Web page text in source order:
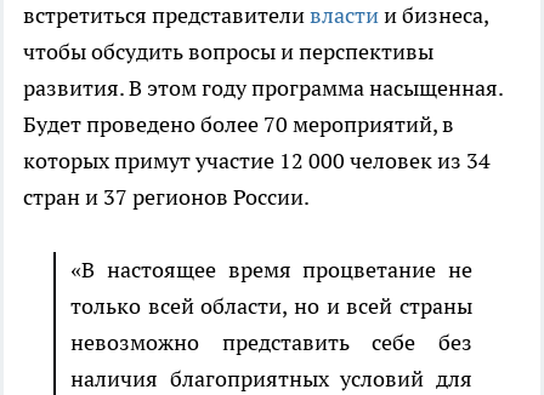
встретиться представителивластии бизнеса,
чтобы обсудить вопросы и перспективы
развития. В этом году программа насыщенная.
Будет проведено более 70 мероприятий, в
которых примутучастие 12 000 человек из 34
стран и 37 регионов России.
«В настоящее время процветание не
только всей области, но и всей страны
невозможно представить себе без
наличия благоприятных условий для